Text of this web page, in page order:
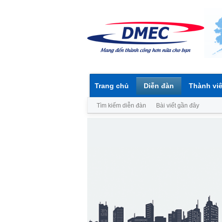
Trang chủ Diễn đàn
Tìm kiếm diễn đàn Bài viết gần đây
Thành